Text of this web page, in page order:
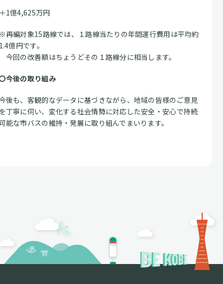
1億4,625万円
再編対象15路線では、１路線当たりの年間運行費用は平均約
億円です。
回の改善額はちょうどその１路線分に相当します。
今後の取り組み
後も、客観的なデータに基づきながら、地域の皆様のご意見
丁寧に伺い、変化する社会情勢に対応した安全・安心で持続
能な市バスの維持・発展に取り組んでまいります。